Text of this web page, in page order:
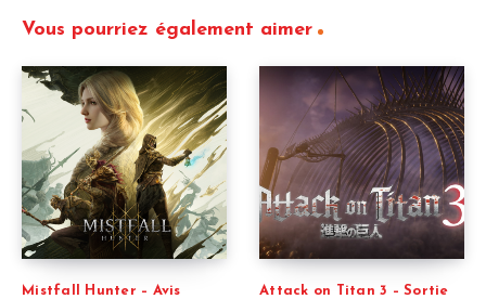
Vous pourriez également aimer
Mistfall Hunter – Avis
Attack on Titan 3 – Sortie